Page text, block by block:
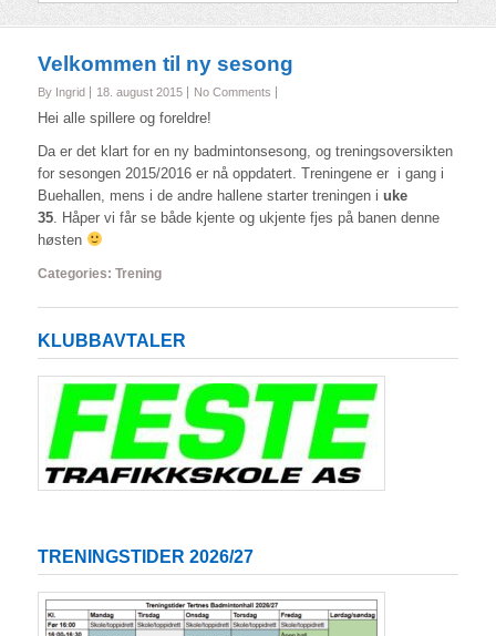
Velkommen til ny sesong
By Ingrid 18. august 2015 No Comments
Hei alle spillere og foreldre!
Da er det klart for en ny badmintonsesong, og treningsoversikten
for sesongen 2015/2016 er nå oppdatert. Treningene er i gang i
Buehallen, mens i de andre hallene starter treningen i uke
35 . Håper vi får se både kjente og ukjente fjes på banen denne
høsten
Categories: Trening
KLUBBAVTALER
TRENINGSTIDER 2026/27